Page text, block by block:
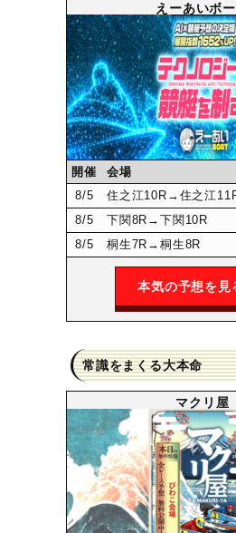
えーあいボ
開催 会場
8/5 住之江10R →住之江
8/5 下関8R →下関10R
8/5 桐生7R →桐生8R
本気の予想を見
常識をまくる大本命
マクリ屋